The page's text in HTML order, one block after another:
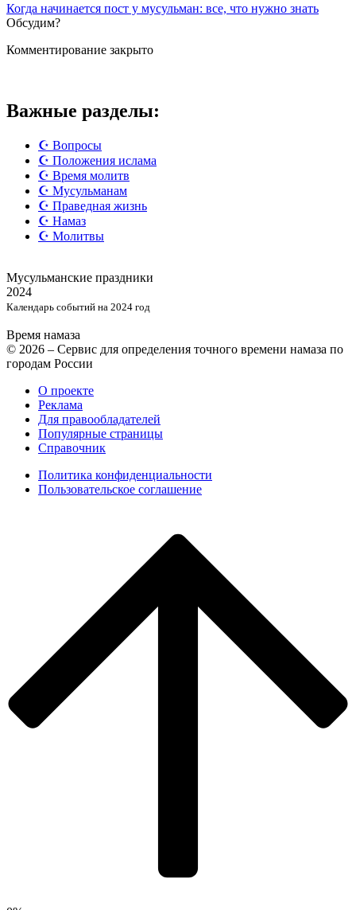
Когда начинается пост у мусульман: все, что нужно знать
Обсудим?
Комментирование закрыто
Важные разделы:
☪️ Вопросы
☪️ Положения ислама
☪️ Время молитв
☪️ Мусульманам
☪️ Праведная жизнь
☪️ Намаз
☪️ Молитвы
Мусульманские праздники
2024
Календарь событий на 2024 год
Время намаза
© 2026 – Сервис для определения точного времени намаза по
городам России
О проекте
Реклама
Для правообладателей
Популярные страницы
Справочник
Политика конфиденциальности
Пользовательское соглашение